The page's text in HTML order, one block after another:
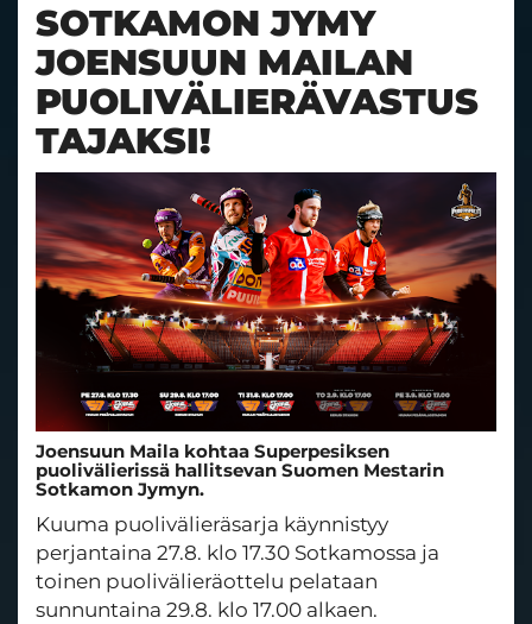
SOTKAMON JYMY
JOENSUUN MAILAN
PUOLIVÄLIERÄVASTUS
TAJAKSI!
Joensuun Maila kohtaa Superpesiksen
puolivälierissä hallitsevan Suomen Mestarin
Sotkamon Jymyn.
Kuuma puolivälieräsarja käynnistyy
perjantaina 27.8. klo 17.30 Sotkamossa ja
toinen puolivälieräottelu pelataan
sunnuntaina 29.8. klo 17.00 alkaen.